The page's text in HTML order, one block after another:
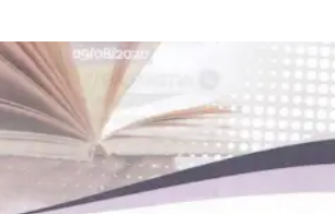
– 1 Rs 18.19 Jezabel,
idolatria TERÇA – 1 Rs